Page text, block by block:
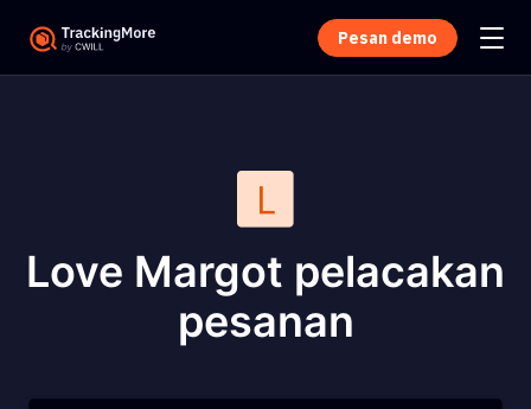
Pesan demo
Love Margot pelacakan
pesanan